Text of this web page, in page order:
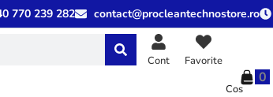
770 239 282 contact@procleantechnostore.ro
Cont Favorite
0
Cos